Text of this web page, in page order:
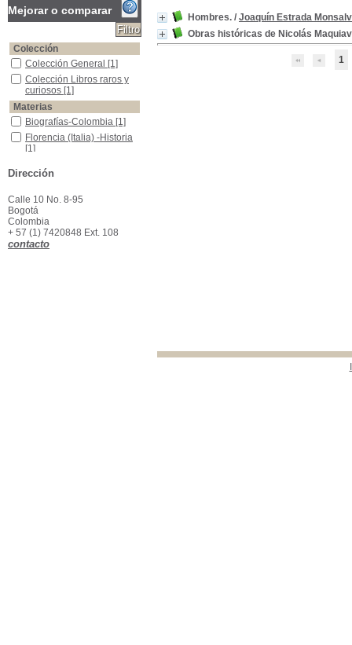
Hombres. / Joaquín Estrada
Obras históricas de Nicolás
1
Mejorar o comparar
Colección
Colección General
Colección General [1]
Colección Libros raros y curiosos
Colección Libros raros y
curiosos [1]
Materias
Biografías-Colombia
Biografías-Colombia [1]
Florencia (Italia) -Historia
Florencia (Italia) -Historia
[1]
Dirección
Calle 10 No. 8-95
Bogotá
Colombia
+ 57 (1) 7420848 Ext. 108
contacto